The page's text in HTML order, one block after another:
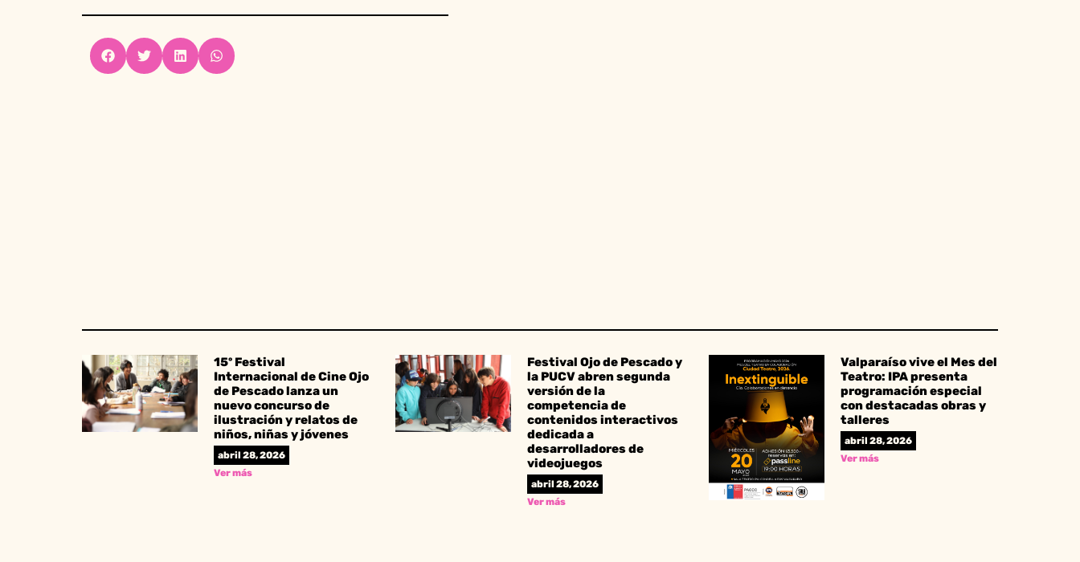
15º Festival
Internacional de Cine Ojo
de Pescado lanza un
nuevo concurso de
ilustración y relatos de
niños, niñas y jóvenes
abril 28, 2026
Ver más
Festival Ojo de Pescado y
la PUCV abren segunda
versión de la
competencia de
contenidos interactivos
dedicada a
desarrolladores de
videojuegos
abril 28, 2026
Ver más
Valparaíso vive el Mes del
Teatro: IPA presenta
programación especial
con destacadas obras y
talleres
abril 28, 2026
Ver más